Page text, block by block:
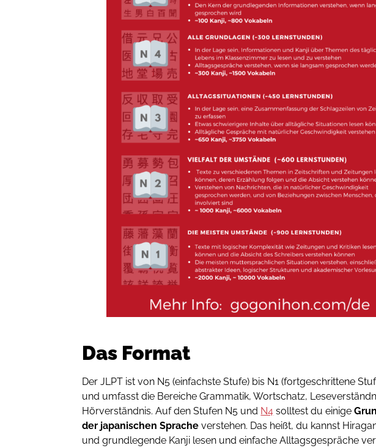
Das Format
Der JLPT ist von N5 (einfachste Stufe) bis N1 (fortgeschrittene
und umfasst die Bereiche Grammatik, Wortschatz,
Hörverständnis. Auf den Stufen N5 und N4 solltest du einige
der japanischen Sprache verstehen. Das heißt, du kannst
und grundlegende Kanji lesen und einfache Alltagsgespräche